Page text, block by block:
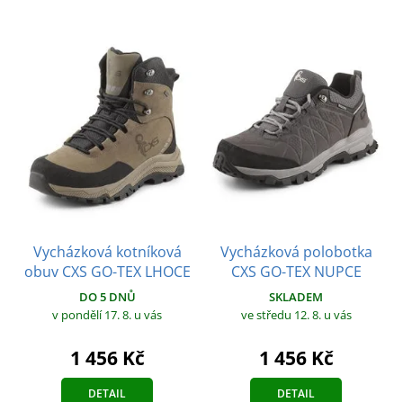
Vycházková kotníková
obuv CXS GO-TEX LHOCE
DO 5 DNŮ
v pondělí 17. 8. u vás
1 456 Kč
DETAIL
Vycházková polobotka
CXS GO-TEX NUPCE
SKLADEM
ve středu 12. 8. u vás
1 456 Kč
DETAIL